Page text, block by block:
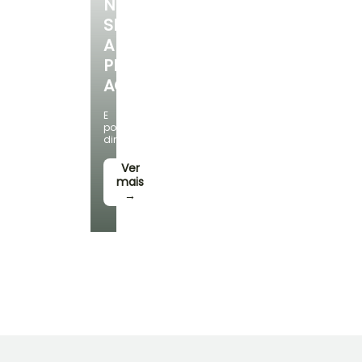
NOSSA
SELEÇÃO
A
PREÇOS
ACESSÍVEIS
E
poupe
dinheiro!
Ver
mais
→